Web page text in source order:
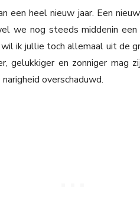
een heel nieuw jaar. Een
we nog steeds middenin
ik jullie toch allemaal uit de
gelukkiger en zonniger mag
overschaduwd.